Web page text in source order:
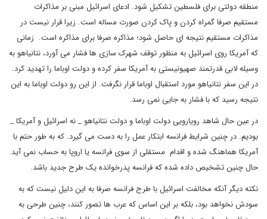
منطقه دولتی برای فلسطین تشکیل شود. ادعای اسرائیل مبنی بر مذاکرات
مستقیم صرفا گمراه کردن و پاک کردن صورت مساله است. زیرا قرار نیست در
مذاکرات مستقیم نتیجه ای حاصل شود؛ مذاکره صرفا برای مذاکره است. زمانی
که آمریکا روی اسرائیل به منظور توقف شهرک سازی ها فشار می آورد، نتانیاهو به
وسیله لابی قدرتمند صهیونیستی به آمریکا سفر کرده و دولت اوباما را تهدید کرد.
در این سفر نتانیاهو مورد استقبال اوباما قرار نگرفت. از این رو دولت اوباما به این
نتیجه رسید که با فشار به جایی نمی رسد.
در عین حال شاهد رویارویی دولت اوباما و دولت نتانیاهو _ نه اسرائیل و آمریکا _
بودیم. در چنین شرایط فرانسه ابتکار عمل را به دست می گیرد. که به طور حتم با
آمریکا هماهنگ شده و اقدام مستقلی از سوی فرانسه یا اروپا به حساب نمی آید.
حال چنین تشخیص داده شده که فرانسه پدرخوانده یک طرح جدید باشد.
نکته دیگر آنکه مخالفت اسرائیل با طرح فرانسه صرفا به این دلیل نیست که به
سودش نخواهد بود، بلکه بر این اساس که عرب ها تصور کنند، چنین طرحی به